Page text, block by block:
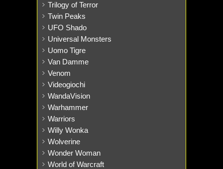
Trilogy of Terror
Twin Peaks
UFO Shado
Universal Monsters
Uomo Tigre
Van Damme
Venom
Videogiochi
WandaVision
Warhammer
Warriors
Willy Wonka
Wolverine
Wonder Woman
World of Warcraft